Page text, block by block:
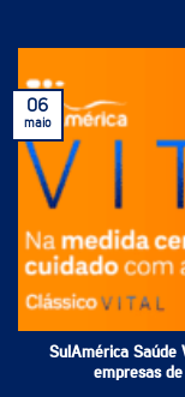
SulAmérica Saúde
empresas
06
maio